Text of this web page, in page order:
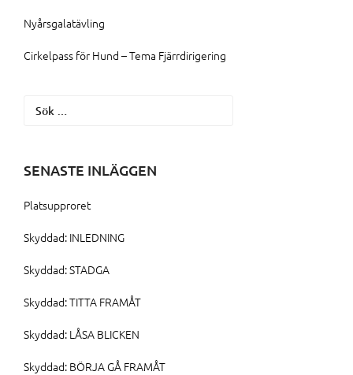
Nyårsgalatävling
Cirkelpass för Hund – Tema Fjärrdirigering
Sök
SENASTE INLÄGGEN
Platsupproret
Skyddad: INLEDNING
Skyddad: STADGA
Skyddad: TITTA FRAMÅT
Skyddad: LÅSA BLICKEN
Skyddad: BÖRJA GÅ FRAMÅT